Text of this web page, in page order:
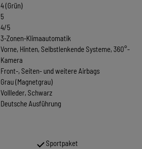
4 (Grün)
5
4/5
3-Zonen-Klimaautomatik
Vorne, Hinten, Selbstlenkende Systeme, 360°-
Kamera
Front-, Seiten- und weitere Airbags
Grau (Magnetgrau)
Vollleder, Schwarz
Deutsche Ausführung
Sportpaket